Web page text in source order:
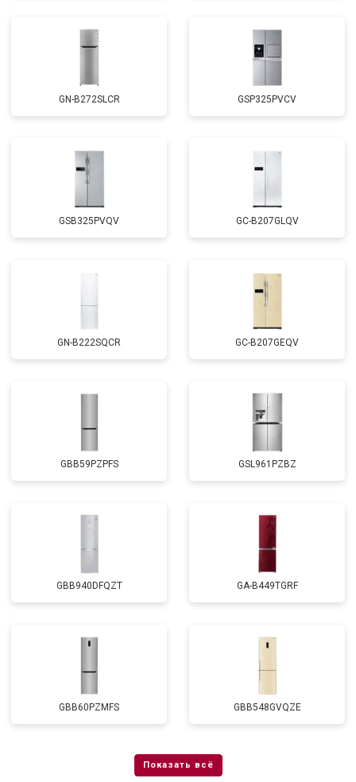
GN-B272SLCR GSP325PVCV
GSB325PVQV GC-B207GLQV
GN-B222SQCR GC-B207GEQV
GBB59PZPFS GSL961PZBZ
GBB940DFQZT GA-B449TGRF
GBB60PZMFS GBB548GVQZE